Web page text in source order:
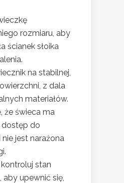
rozmiaru, aby
ścianek słoika
na stabilnej,
z dala
materiałów.
że świeca ma
do
jest narażona
stan
aby upewnić się,